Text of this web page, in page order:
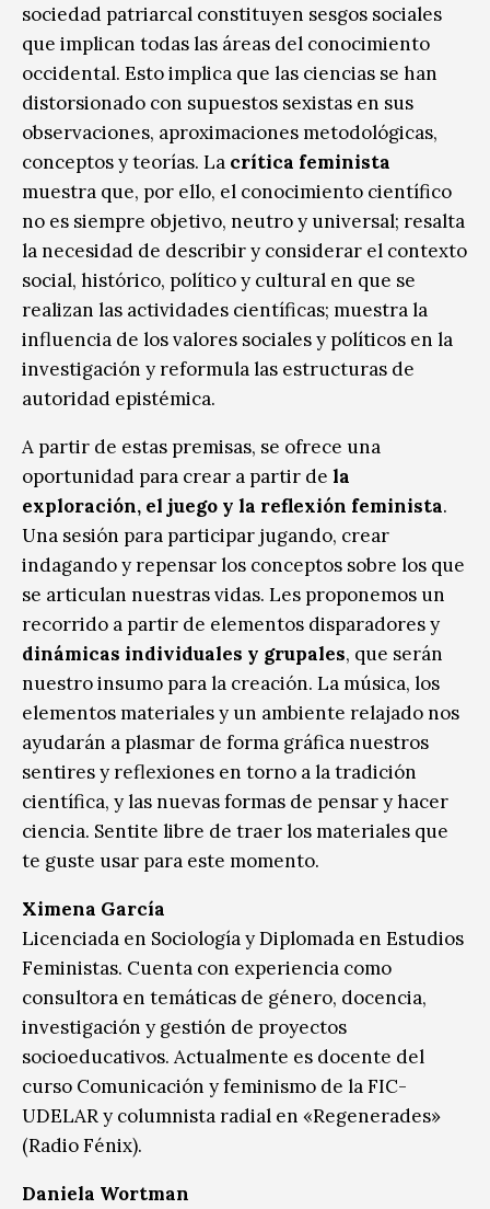
sociedad patriarcal constituyen sesgos sociales
que implican todas las áreas del conocimiento
occidental. Esto implica que las ciencias se han
distorsionado con supuestos sexistas en sus
observaciones, aproximaciones metodológicas,
conceptos y teorías. La crítica feminista
muestra que, por ello, el conocimiento científico
no es siempre objetivo, neutro y universal; resalta
la necesidad de describir y considerar el contexto
social, histórico, político y cultural en que se
realizan las actividades científicas; muestra la
influencia de los valores sociales y políticos en la
investigación y reformula las estructuras de
autoridad epistémica.
A partir de estas premisas, se ofrece una
oportunidad para crear a partir de la
exploración, el juego y la reflexión feminista.
Una sesión para participar jugando, crear
indagando y repensar los conceptos sobre los que
se articulan nuestras vidas. Les proponemos un
recorrido a partir de elementos disparadores y
dinámicas individuales y grupales, que serán
nuestro insumo para la creación. La música, los
elementos materiales y un ambiente relajado nos
ayudarán a plasmar de forma gráfica nuestros
sentires y reflexiones en torno a la tradición
científica, y las nuevas formas de pensar y hacer
ciencia. Sentite libre de traer los materiales que
te guste usar para este momento.
Ximena García
Licenciada en Sociología y Diplomada en Estudios
Feministas. Cuenta con experiencia como
consultora en temáticas de género, docencia,
investigación y gestión de proyectos
socioeducativos. Actualmente es docente del
curso Comunicación y feminismo de la FIC-
UDELAR y columnista radial en «Regenerades»
(Radio Fénix).
Daniela Wortman